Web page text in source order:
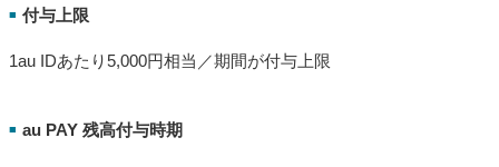
■ 付与上限
1au IDあたり5,000円相当／期間が付与上限
■ au PAY 残高付与時期